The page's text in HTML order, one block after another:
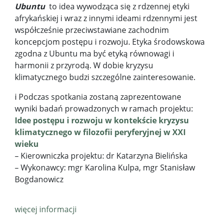
Ubuntu to idea wywodząca się z rdzennej etyki
afrykańskiej i wraz z innymi ideami rdzennymi jest
współcześnie przeciwstawiane zachodnim
koncepcjom postępu i rozwoju. Etyka środowskowa
zgodna z Ubuntu ma być etyką równowagi i
harmonii z przyrodą. W dobie kryzysu
klimatycznego budzi szczególne zainteresowanie.
ℹ️ Podczas spotkania zostaną zaprezentowane
wyniki badań prowadzonych w ramach projektu:
Idee postępu i rozwoju w kontekście kryzysu
klimatycznego w filozofii peryferyjnej w XXI
wieku
– Kierowniczka projektu: dr Katarzyna Bielińska
– Wykonawcy: mgr Karolina Kulpa, mgr Stanisław
Bogdanowicz
więcej informacji